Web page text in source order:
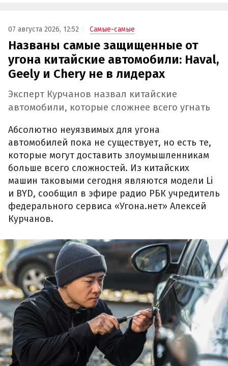
07 августа 2026, 12:52 Самые-самые
Названы самые защищенные от
угона китайские автомобили: Haval,
Geely и Chery не в лидерах
Эксперт Курчанов назвал китайские
автомобили, которые сложнее всего угнать
Абсолютно неуязвимых для угона
автомобилей пока не существует, но есть те,
которые могут доставить злоумышленникам
больше всего сложностей. Из китайских
машин таковыми сегодня являются модели Li
и BYD, сообщил в эфире радио РБК учредитель
федерального сервиса «Угона.нет» Алексей
Курчанов.